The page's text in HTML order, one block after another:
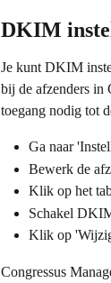
DKIM
Je kunt DKIM
bij de afzenders in
toegang nodig tot
Ga naar
Bewerk de
Klik op het
Schakel
Klik op
Congressus